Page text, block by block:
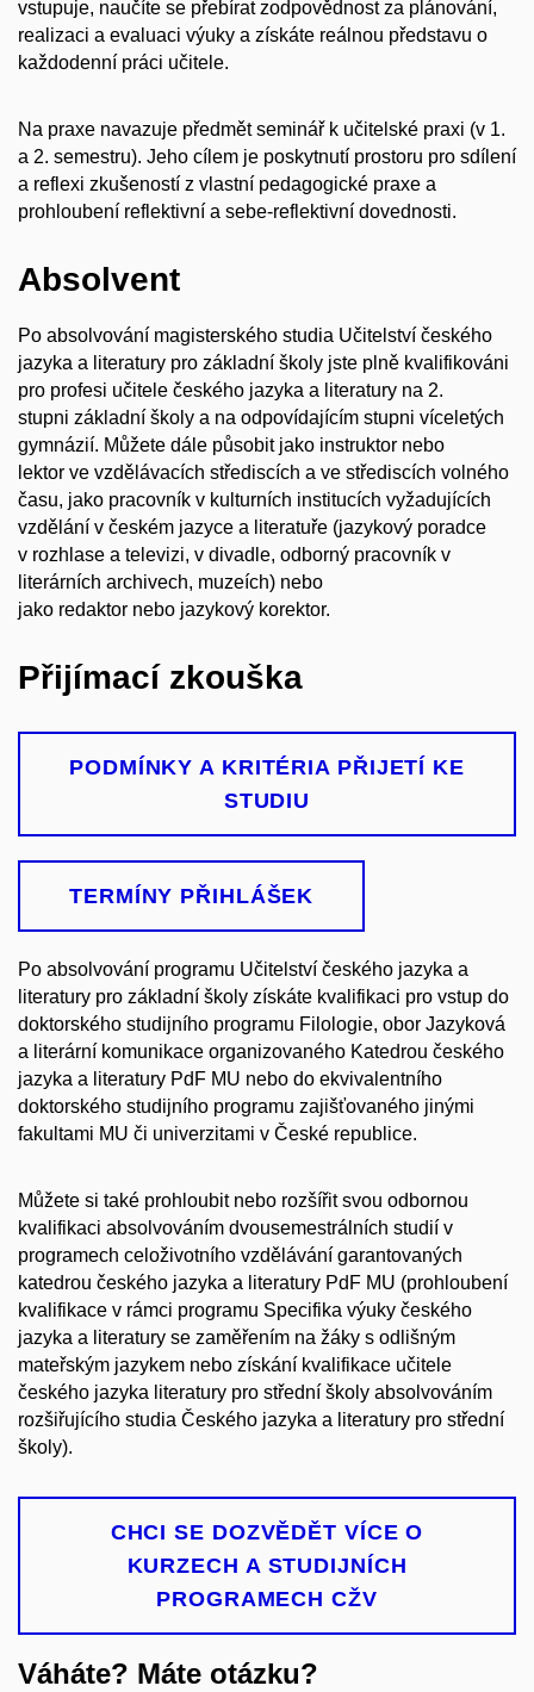
vstupuje, naučíte se přebírat zodpovědnost za plánování,
realizaci a evaluaci výuky a získáte reálnou představu o
každodenní práci učitele.
Na praxe navazuje předmět seminář k učitelské praxi (v 1.
a 2. semestru). Jeho cílem je poskytnutí prostoru pro sdílení
a reflexi zkušeností z vlastní pedagogické praxe a
prohloubení reflektivní a sebe-reflektivní dovednosti.
Absolvent
Po absolvování magisterského studia Učitelství českého
jazyka a literatury pro základní školy jste plně kvalifikováni
pro profesi učitele českého jazyka a literatury na 2.
stupni základní školy a na odpovídajícím stupni víceletých
gymnázií. Můžete dále působit jako instruktor nebo
lektor ve vzdělávacích střediscích a ve střediscích volného
času, jako pracovník v kulturních institucích vyžadujících
vzdělání v českém jazyce a literatuře (jazykový poradce
v rozhlase a televizi, v divadle, odborný pracovník v
literárních archivech, muzeích) nebo
jako redaktor nebo jazykový korektor.
Přijímací zkouška
PODMÍNKY A KRITÉRIA PŘIJETÍ KE
STUDIU
TERMÍNY PŘIHLÁŠEK
Po absolvování programu Učitelství českého jazyka a
literatury pro základní školy získáte kvalifikaci pro vstup do
doktorského studijního programu Filologie, obor Jazyková
a literární komunikace organizovaného Katedrou českého
jazyka a literatury PdF MU nebo do ekvivalentního
doktorského studijního programu zajišťovaného jinými
fakultami MU či univerzitami v České republice.
Můžete si také prohloubit nebo rozšířit svou odbornou
kvalifikaci absolvováním dvousemestrálních studií v
programech celoživotního vzdělávání garantovaných
katedrou českého jazyka a literatury PdF MU (prohloubení
kvalifikace v rámci programu Specifika výuky českého
jazyka a literatury se zaměřením na žáky s odlišným
mateřským jazykem nebo získání kvalifikace učitele
českého jazyka literatury pro střední školy absolvováním
rozšiřujícího studia Českého jazyka a literatury pro střední
školy).
CHCI SE DOZVĚDĚT VÍCE O
KURZECH A STUDIJNÍCH
PROGRAMECH CŽV
Váháte? Máte otázku?